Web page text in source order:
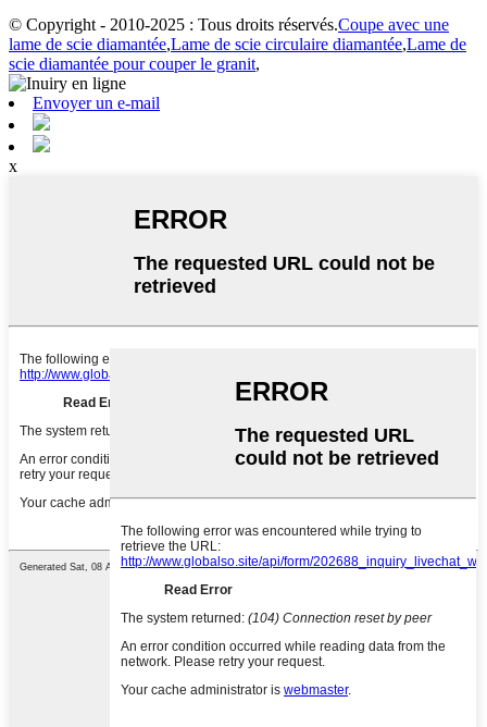
© Copyright - 2010-2025 : Tous droits réservés.Coupe avec une
lame de scie diamantée,Lame de scie circulaire diamantée,Lame de
scie diamantée pour couper le granit,
Envoyer un e-mail
x